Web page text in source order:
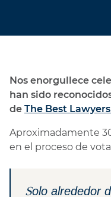
Nos enorgullece
han sido
de The Best
Aproximadamente
en el proceso de
Solo alrededor